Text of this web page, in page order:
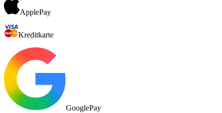
ApplePay
Kreditkarte
GooglePay